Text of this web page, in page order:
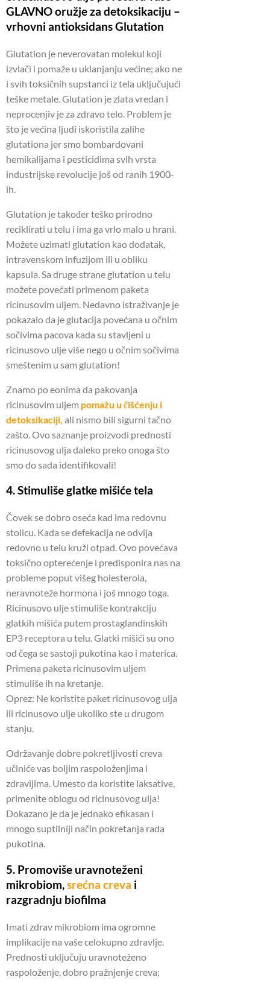
GLAVNO oružje za detoksikaciju –
vrhovni antioksidans Glutation
Glutation je neverovatan molekul koji
izvlači i pomaže u uklanjanju većine; ako ne
i svih toksičnih supstanci iz tela uključujući
teške metale. Glutation je zlata vredan i
neprocenjiv je za zdravo telo. Problem je
što je većina ljudi iskoristila zalihe
glutationa jer smo bombardovani
hemikalijama i pesticidima svih vrsta
industrijske revolucije još od ranih 1900-
ih.
Glutation je također teško prirodno
reciklirati u telu i ima ga vrlo malo u hrani.
Možete uzimati glutation kao dodatak,
intravenskom infuzijom ili u obliku
kapsula. Sa druge strane glutation u telu
možete povećati primenom paketa
ricinusovim uljem. Nedavno istraživanje je
pokazalo da je glutacija povećana u očnim
sočivima pacova kada su stavljeni u
ricinusovo ulje više nego u očnim sočivima
smeštenim u sam glutation!
Znamo po eonima da pakovanja
ricinusovim uljem pomažu u čišćenju i
detoksikaciji, ali nismo bili sigurni tačno
zašto. Ovo saznanje proizvodi prednosti
ricinusovog ulja daleko preko onoga što
smo do sada identifikovali!
4. Stimuliše glatke mišiće tela
Čovek se dobro oseća kad ima redovnu
stolicu. Kada se defekacija ne odvija
redovno u telu kruži otpad.Ovo povećava
toksično opterećenje i predisponira nas na
probleme poput višeg holesterola,
neravnoteže hormona i još mnogo toga.
Ricinusovo ulje stimuliše kontrakciju
glatkih mišića putem prostaglandinskih
EP3 receptora u telu.Glatki mišići su ono
od čega se sastoji pukotina kao i materica.
Primena paketa ricinusovim uljem
stimuliše ih na kretanje.
Oprez: Ne koristite paket ricinusovog ulja
ili ricinusovo ulje ukoliko ste u drugom
stanju.
Održavanje dobre pokretljivosti creva
učiniće vas boljim raspoloženjima i
zdravijima. Umesto da koristite laksative,
primenite oblogu od ricinusovog ulja!
Dokazano je da je jednako efikasan i
mnogo suptilniji način pokretanja rada
pukotina.
5. Promoviše uravnoteženi
mikrobiom,srećna creva i
razgradnju biofilma
Imati zdrav mikrobiom ima ogromne
implikacije na vaše celokupno zdravlje.
Prednosti uključuju uravnoteženo
raspoloženje, dobro pražnjenje creva;